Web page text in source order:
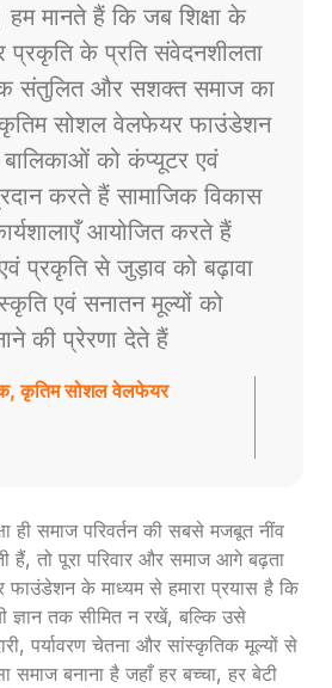
मानते हैं कि जब शिक्षा के
के प्रति संवेदनशीलता
संतुलित और सशक्त समाज का
कृतिम सोशल वेलफेयर फाउंडेशन
को कंप्यूटर एवं
करते हैं सामाजिक विकास
आयोजित करते हैं
एवं प्रकृति से जुड़ाव को बढ़ावा
एवं सनातन मूल्यों को
की प्रेरणा देते हैं
कृतिम सोशल वेलफेयर
ही समाज परिवर्तन की सबसे मजबूत नींव
हैं, तो पूरा परिवार और समाज आगे बढ़ता
के माध्यम से हमारा प्रयास है कि
ज्ञान तक सीमित न रखें, बल्कि उसे
पर्यावरण चेतना और सांस्कृतिक मूल्यों से
समाज बनाना है जहाँ हर बच्चा, हर बेटी